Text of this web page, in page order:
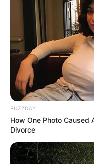
προσπεράσει… Να
μυαλού του…
Προσωπικά
έχει προσφέρει
8000 άρθρα
ένας θησαυρός για
κεραίες του και να
για τους
Δυστυχώς εξαιτίας
αναγνωστών.. Και
BUZZDAY
How One Photo Caused
Divorce